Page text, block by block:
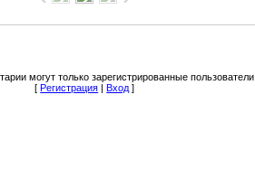
могут только зарегистрированные пользователи.
[Регистрация |Вход ]